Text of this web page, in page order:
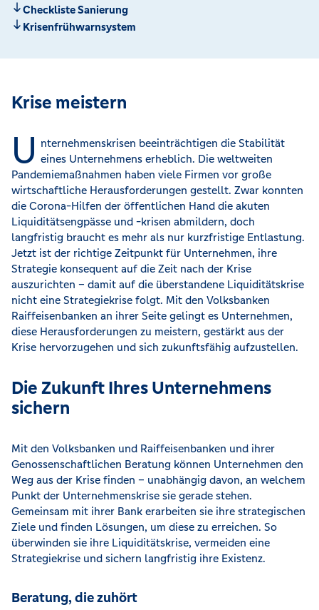
Checkliste Sanierung
Krisenfrühwarnsystem
Krise meistern
U nternehmenskrisen beeinträchtigen die Stabilität
eines Unternehmens erheblich. Die weltweiten
Pandemiemaßnahmen haben viele Firmen vor große
wirtschaftliche Herausforderungen gestellt. Zwar konnten
die Corona-Hilfen der öffentlichen Hand die akuten
Liquiditätsengpässe und -krisen abmildern, doch
langfristig braucht es mehr als nur kurzfristige Entlastung.
Jetzt ist der richtige Zeitpunkt für Unternehmen, ihre
Strategie konsequent auf die Zeit nach der Krise
auszurichten – damit auf die überstandene Liquiditätskrise
nicht eine Strategiekrise folgt. Mit den Volksbanken
Raiffeisenbanken an ihrer Seite gelingt es Unternehmen,
diese Herausforderungen zu meistern, gestärkt aus der
Krise hervorzugehen und sich zukunftsfähig aufzustellen.
Die Zukunft Ihres Unternehmens
sichern
Mit den Volksbanken und Raiffeisenbanken und ihrer
Genossenschaftlichen Beratung können Unternehmen den
Weg aus der Krise finden – unabhängig davon, an welchem
Punkt der Unternehmenskrise sie gerade stehen.
Gemeinsam mit ihrer Bank erarbeiten sie ihre strategischen
Ziele und finden Lösungen, um diese zu erreichen. So
überwinden sie ihre Liquiditätskrise, vermeiden eine
Strategiekrise und sichern langfristig ihre Existenz.
Beratung, die zuhört